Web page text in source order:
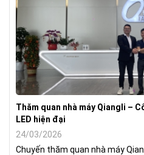
Thăm quan nhà máy Qiangli –
LED hiện đại
24/03/2026
Chuyến thăm quan nhà máy